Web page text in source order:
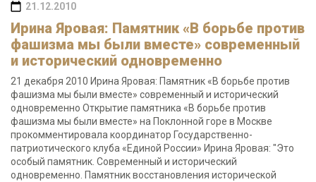
21.12.2010
Ирина Яровая: Памятник «В борьбе против
фашизма мы были вместе» современный
и исторический одновременно
21 декабря 2010 Ирина Яровая: Памятник «В борьбе против
фашизма мы были вместе» современный и исторический
одновременно Открытие памятника «В борьбе против
фашизма мы были вместе» на Поклонной горе в Москве
прокомментировала координатор Государственно-
патриотического клуба «Единой России» Ирина Яровая: "Это
особый памятник. Современный и исторический
одновременно. Памятник восстановления исторической